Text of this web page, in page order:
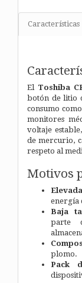
Características
El Toshiba
botón de litio
consumo
monitores
voltaje
de mercurio,
respeto al
Motivos
energía
Baja
parte
plomo.
Pack